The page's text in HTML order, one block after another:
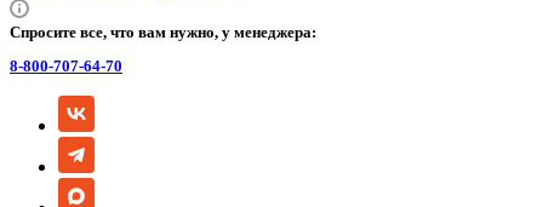
Спросите все, что вам нужно, у менеджера:
8-800-707-64-70